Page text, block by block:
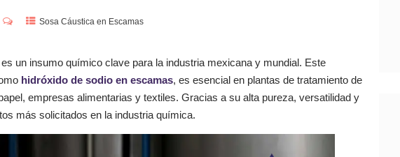
Sosa Cáustica en Escamas
un insumo químico clave para la industria mexicana y mundial. Este
hidróxido de sodio en escamas, es esencial en plantas de tratamiento de
empresas alimentarias y textiles. Gracias a su alta pureza, versatilidad y
más solicitados en la industria química.